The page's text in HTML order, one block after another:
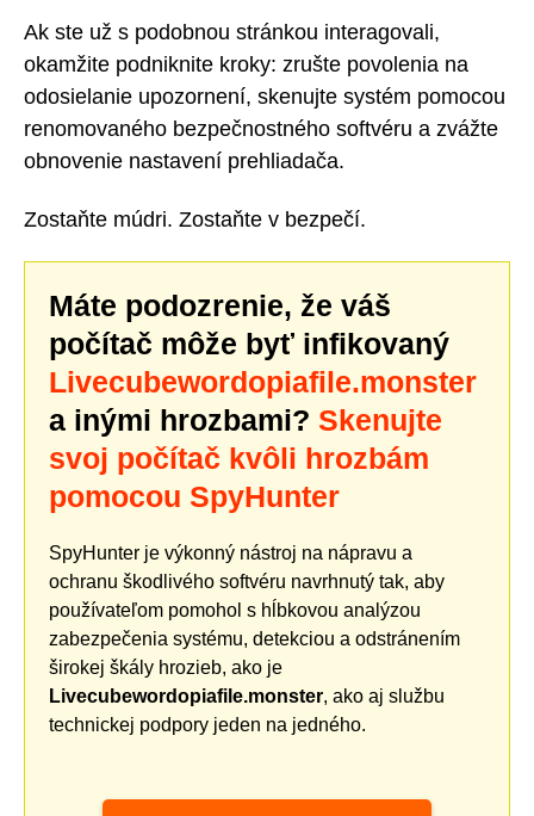
Ak ste už s podobnou stránkou interagovali,
okamžite podniknite kroky: zrušte povolenia na
odosielanie upozornení, skenujte systém pomocou
renomovaného bezpečnostného softvéru a zvážte
obnovenie nastavení prehliadača.
Zostaňte múdri. Zostaňte v bezpečí.
Máte podozrenie, že váš
počítač môže byť infikovaný
Livecubewordopiafile.monster
a inými hrozbami? Skenujte
svoj počítač kvôli hrozbám
pomocou SpyHunter
SpyHunter je výkonný nástroj na nápravu a
ochranu škodlivého softvéru navrhnutý tak, aby
používateľom pomohol s hĺbkovou analýzou
zabezpečenia systému, detekciou a odstránením
širokej škály hrozieb, ako je
Livecubewordopiafile.monster, ako aj službu
technickej podpory jeden na jedného.